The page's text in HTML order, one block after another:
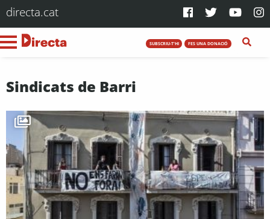
directa.cat
SUBSCRIU-T'HI FES UNA DONACIÓ
Sindicats de Barri